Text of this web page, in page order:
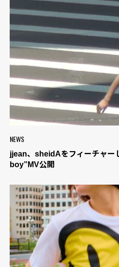
NEWS
jjean、sheidAをフィーチャー
boy”MV公開